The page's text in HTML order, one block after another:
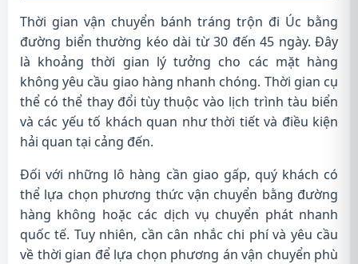
Thời gian vận chuyển bánh tráng trộn đi Úc bằng
đường biển thường kéo dài từ 30 đến 45 ngày. Đây
là khoảng thời gian lý tưởng cho các mặt hàng
không yêu cầu giao hàng nhanh chóng. Thời gian cụ
thể có thể thay đổi tùy thuộc vào lịch trình tàu biển
và các yếu tố khách quan như thời tiết và điều kiện
hải quan tại cảng đến.
Đối với những lô hàng cần giao gấp, quý khách có
thể lựa chọn phương thức vận chuyển bằng đường
hàng không hoặc các dịch vụ chuyển phát nhanh
quốc tế. Tuy nhiên, cần cân nhắc chi phí và yêu cầu
về thời gian để lựa chọn phương án vận chuyển phù